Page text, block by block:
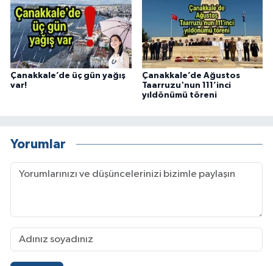
Çanakkale’de üç gün yağış
var!
Çanakkale’de Ağustos
Taarruzu'nun 111’inci
yıldönümü töreni
Yorumlar